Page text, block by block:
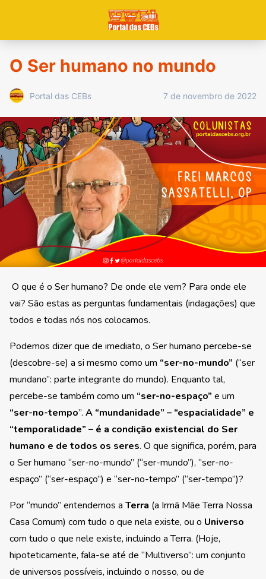
O Ser humano no mundo
Portal das CEBs 7 de novembro de 2022
O que é o Ser humano? De onde ele vem? Para onde ele
vai? São estas as perguntas fundamentais (indagações) que
todos e todas nós nos colocamos.
Podemos dizer que de imediato, o Ser humano percebe-se
(descobre-se) a si mesmo como um “ser-no-mundo” (“ser
mundano”: parte integrante do mundo). Enquanto tal,
percebe-se também como um “ser-no-espaço” e um
“ser-no-tempo”. A “mundanidade” – “espacialidade” e
“temporalidade” – é a condição existencial do Ser
humano e de todos os seres. O que significa, porém, para
o Ser humano “ser-no-mundo” (“ser-mundo”), “ser-no-
espaço” (“ser-espaço”) e “ser-no-tempo” (“ser-tempo”)?
Por “mundo” entendemos a Terra (a Irmã Mãe Terra Nossa
Casa Comum) com tudo o que nela existe, ou o Universo
com tudo o que nele existe, incluindo a Terra. (Hoje,
hipoteticamente, fala-se até de “Multiverso”: um conjunto
de universos possíveis, incluindo o nosso, ou de